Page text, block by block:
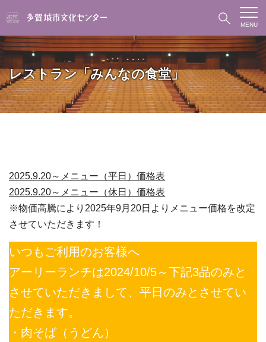
MENU
レストラン「みんなの食堂」
2025.9.20～メニュー（平日）価格表
2025.9.20～メニュー（休日）価格表
※物価高騰により2025年9月20日よりメニュー価格を改定
させていただきます！
いつもご利用のお客様へ
アーリーランチは2024/10/5～下記3品のみと
させていただきまして、平日のみとさせてい
ただきます。
・肉そば（うどん）